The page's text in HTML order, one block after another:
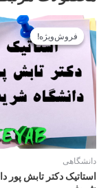
فروش‌ویژه!
فروش‌ویژه!
دانشگاهی
استاتیک دکتر تابش پور
قیمت
اصلی
12.900تومان
بود.